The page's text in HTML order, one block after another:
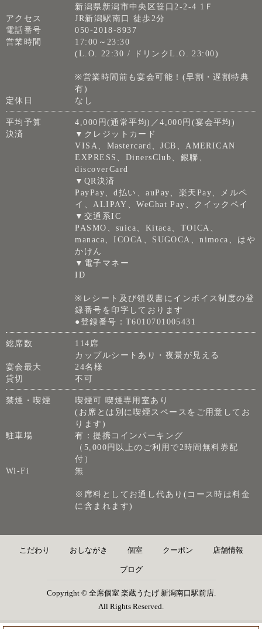
新潟県新潟市中央区笹口2-2-4 1Ｆ
アクセス
JR新潟駅南口 徒歩2分
電話番号
050-2018-8937
営業時間
17:00～23:30
(L.O. 22:30 / ドリンクL.O. 23:00)
※営業時間前も宴会可能！(早割・遅割特典
有)
定休日
なし
平均予算
4,000円(通常平均)／4,000円(宴会平均)
決済
▼クレジットカード
VISA、Mastercard、JCB、AMERICAN
EXPRESS、DinersClub、銀聯、
discoverCard
▼QR決済
PayPay、d払い、auPay、楽天Pay、メルペ
イ、ALIPAY、WeChat Pay、クイックペイ
▼交通系IC
PASMO、suica、Kitaca、TOICA、
manaca、ICOCA、SUGOCA、nimoca、はや
かけん
▼電子マネー
ID
※レシート及び領収書にインボイス制度の登
録番号を印字しております
●登録番号：T6010701005431
総席数
114席
カップルシートあり・夜景が見える
宴会最大
24名様
貸切
不可
禁煙・喫煙
喫煙可 喫煙専用室あり
(お席とは別に喫煙スペースをご用意してお
ります)
駐車場
有：提携コインパーキング
（5,000円以上のご利用で2時間無料券配
付）
Wi-Fi
無
※席料としてお通し代あり(コース時は料金
に含まれます)
こだわり おしながき 個室 クーポン 店舗情報
ブログ
Copyright © 全席個室 楽蔵うたげ 新潟南口駅前店.
All Rights Reserved.